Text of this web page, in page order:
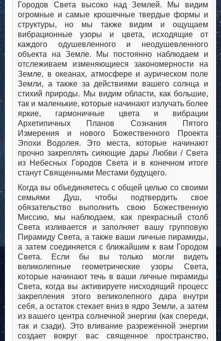
Городов Света высоко над Землей. Мы видим
огромные и самые крошечные твердые формы и
структуры, но мы также видим и ощущаем
вибрационные узоры и цвета, исходящие от
каждого одушевленного и неодушевленного
объекта на Земле. Мы постоянно наблюдаем и
отслеживаем изменяющиеся закономерности на
Земле, в океанах, атмосфере и аурическом поле
Земли, а также за действиями вашего солнца и
стихий природы. Мы видим области, как большие,
так и маленькие, которые начинают излучать более
яркие, гармоничные цвета и вибрации
Архетипичных Планов Сознания Пятого
Измерения и нового Божественного Проекта
Эпохи Водолея. Это места, которые начинают
прочно закреплять сияющие дары Любви / Света
из Небесных Городов Света и в конечном итоге
станут Священными Местами будущего.
Когда вы объединяетесь с общей целью со своими
семьями Душ, чтобы подтвердить свое
обязательство выполнить свою Божественную
Миссию, мы наблюдаем, как прекрасный столб
Света изливается и заполняет вашу групповую
Пирамиду Света, а также ваши личные пирамиды,
а затем соединяется с ближайшим к вам Городом
Света. Если бы вы только могли видеть
великолепные геометрические узоры Света,
которые начинают течь в ваши личные пирамиды
Света, когда вы активируете нисходящий процесс
закрепления этого великолепного дара внутри
себя, а остаток стекает вниз в ядро Земли, а затем
из вашего центра солнечной энергии (как спереди,
так и сзади). Это вливание разреженной энергии
создает вокруг вас священное пространство,